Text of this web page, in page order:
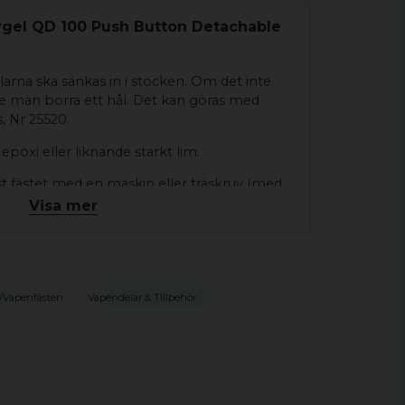
QD 100 Push Button Detachable
ska sänkas in i stocken. Om det inte
man borra ett hål. Det kan göras med
Nr 25520.
eller liknande starkt lim.
fästet med en maskin eller träskruv (med
i botten på fästet som kan användas för
mm i diameter.
tillverkat marknadens starkaste och mest
Visa mer
Vapenfästen Vapendelar & Tillbehör